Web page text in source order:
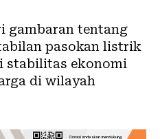
gambaran tentang
pasokan listrik
stabilitas ekonomi
di wilayah